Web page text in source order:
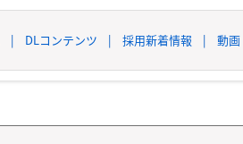
| DLコンテンツ | 採用新着情報 | 動画